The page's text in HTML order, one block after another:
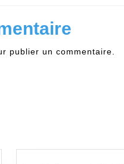
publier un commentaire.